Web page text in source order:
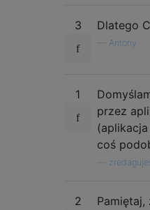
3 Dlatego
Antony
1
przez
coś
2